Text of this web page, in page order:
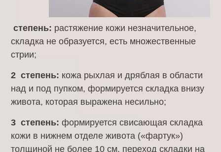
степень: растяжение кожи незначительное,
складка не образуется, есть множественные
стрии;
2 степень: кожа рыхлая и дряблая в области
над и под пупком, формируется складка внизу
живота, которая выражена несильно;
3 степень: формируется свисающая складка
кожи в нижнем отделе живота («фартук»)
толщиной не более 10 см, переход складки на